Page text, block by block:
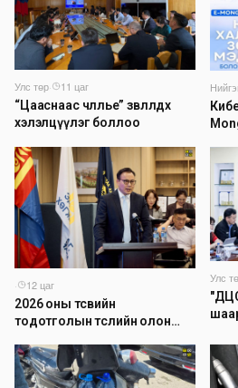
Улс төр·
11 цаг
“Цааснаас чөлөөлье” зөвлөлдөх
хэлэлцүүлэг боллоо
·
12 цаг
2026 оны төсвийн
тодотголын төслийн олон
Улс